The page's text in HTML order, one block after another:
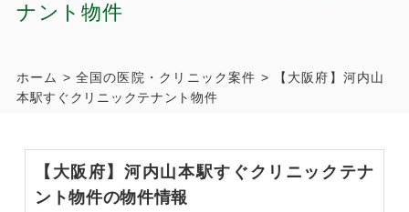
ナント物件
ホーム > 全国の医院・クリニック案件 >
【大阪府】河内山
本駅すぐクリニックテナント物件
【大阪府】河内山本駅すぐクリニックテナ
ント物件の物件情報